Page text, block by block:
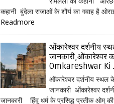
कहानी बुंदेला राजाओं के शौर्य का गवाह है
Readmore
ओंकारेश्वर दर्शनीय
जानकारी,ओंकारेश्वर
Omkareshwar Ki
ओंकारेश्वर दर्शनीय स्थल
जानकारी ओंकारेश्वर
जानकारी हिंदू धर्म के प्रसिद्ध प्रतीक ओम्